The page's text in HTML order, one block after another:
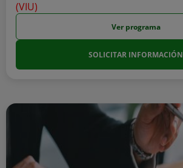
Ver programa
SOLICITAR INFORMACIÓN